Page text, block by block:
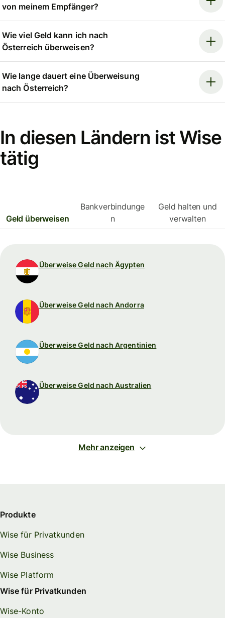
von meinem Empfänger?
Wie viel Geld kann ich nach
Österreich überweisen?
Wie lange dauert eine Überweisung
nach Österreich?
In diesen Ländern ist Wise
tätig
Geld überweisen
Bankverbindunge
n
Geld halten und
verwalten
Überweise Geld nach Ägypten
Überweise Geld nach Andorra
Überweise Geld nach Argentinien
Überweise Geld nach Australien
Mehr anzeigen
Produkte
Wise für Privatkunden
Wise Business
Wise Platform
Wise für Privatkunden
Wise-Konto